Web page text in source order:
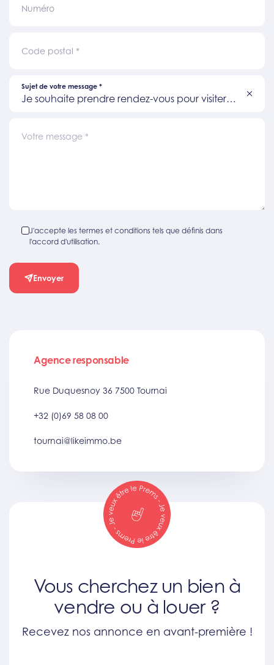
Numéro
Code postal *
Sujet de votre message *
Je souhaite prendre rendez-vous pour visiter
Votre message *
J'accepte les termes et conditions tels que définis dans
l'accord d'utilisation.
Envoyer
Agence responsable
Rue Duquesnoy 36 7500 Tournai
+32 (0)69 58 08 00
tournai@likeimmo.be
Vous cherchez un bien à
vendre ou à louer ?
Recevez nos annonce en avant-première !